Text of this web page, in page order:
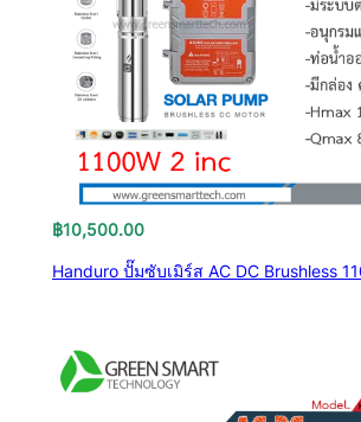
฿10,500.00
Handuro ปั๊มซับเมิร์ส AC DC Brushless